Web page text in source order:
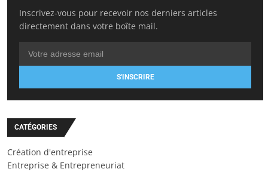
Inscrivez-vous pour recevoir nos derniers articles
directement dans votre boîte mail.
S'INSCRIRE
CATÉGORIES
Création d'entreprise
Entreprise & Entrepreneuriat